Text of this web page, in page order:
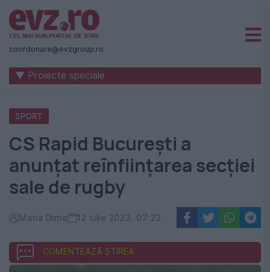
Știri
naționale
internaționale
România
-
Evenimentul
Zilei
coordonare@evzgroup.ro
▼ Proiecte speciale
SPORT
CS Rapid Bucureşti a
anunţat reînfiinţarea secţiei
sale de rugby
Maria Dima 12 iulie 2023, 07:23
COMENTEAZĂ ȘTIREA